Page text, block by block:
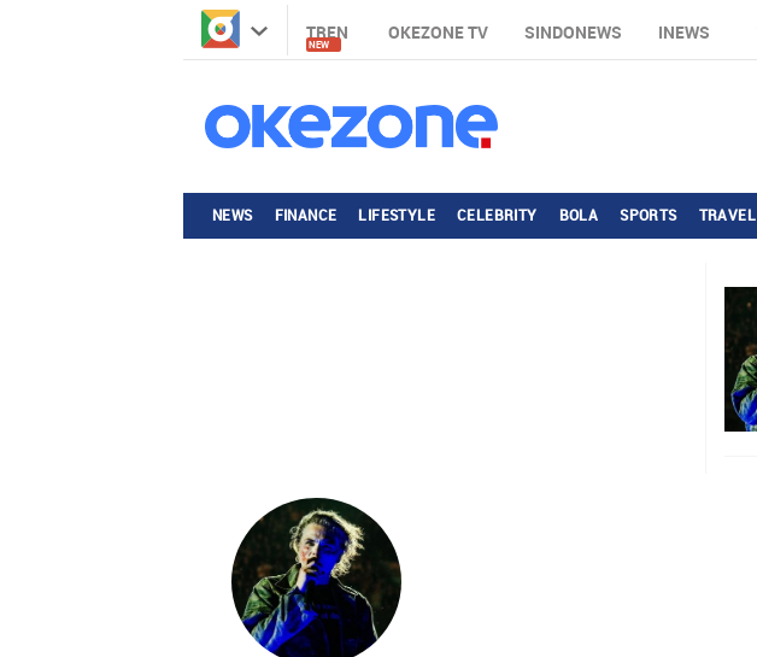
TREN
NEW
OKEZONE TV SINDONEWS INEWS
NEWS FINANCE LIFESTYLE CELEBRITY BOLA SPORTS TRAVEL